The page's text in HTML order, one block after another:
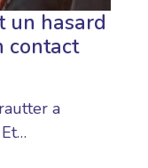
un hasard
contact
a